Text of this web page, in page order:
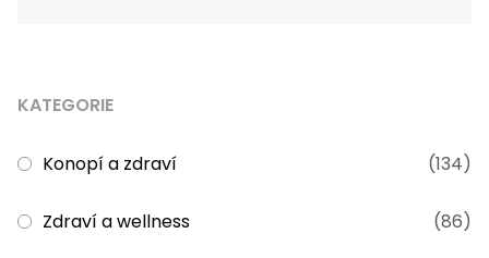
KATEGORIE
Konopí a zdraví (134)
Zdraví a wellness (86)